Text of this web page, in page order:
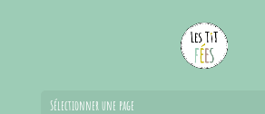
Sélectionner une page